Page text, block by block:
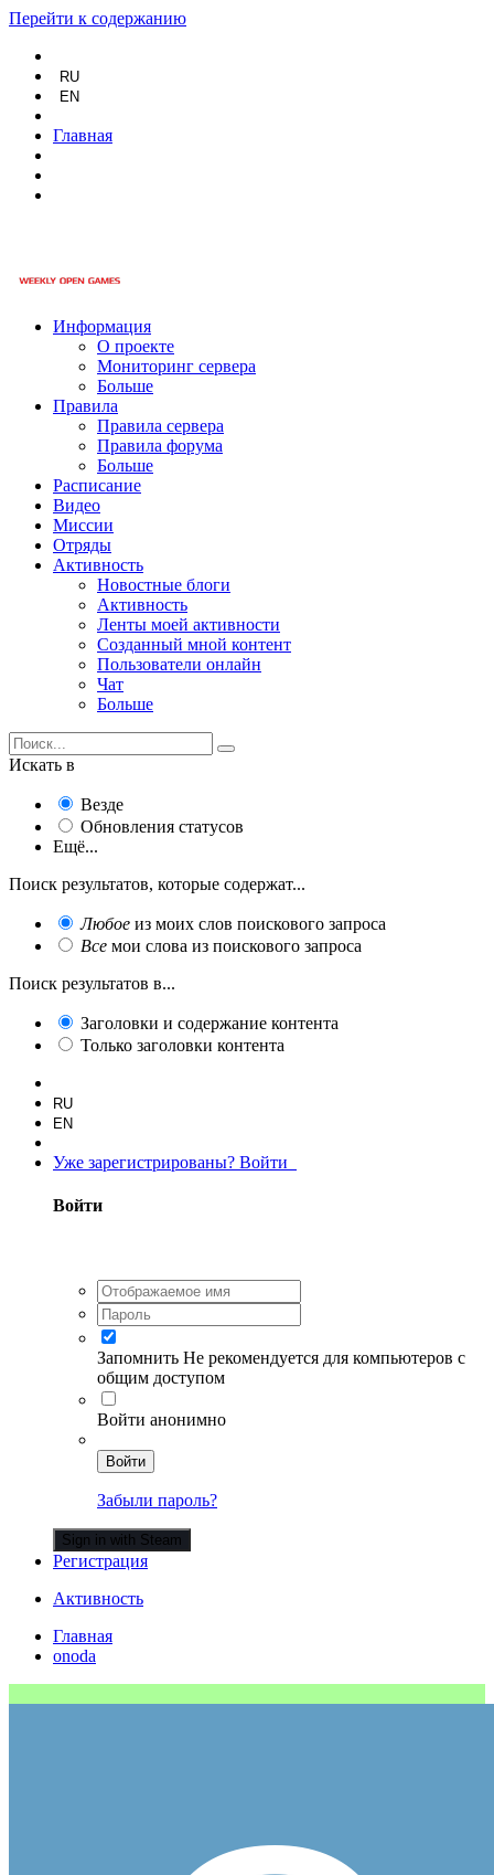
Перейти к содержанию
RU
EN
Главная
Информация
О проекте
Мониторинг сервера
Больше
Правила
Правила сервера
Правила форума
Больше
Расписание
Видео
Миссии
Отряды
Активность
Новостные блоги
Активность
Ленты моей активности
Созданный мной контент
Пользователи онлайн
Чат
Больше
Искать в
Везде
Обновления статусов
Ещё...
Поиск результатов, которые содержат...
Любое из моих слов поискового запроса
Все мои слова из поискового запроса
Поиск результатов в...
Заголовки и содержание контента
Только заголовки контента
RU
EN
Уже зарегистрированы? Войти
Войти
Запомнить Не рекомендуется для компьютеров с
общим доступом
Войти анонимно
Войти
Забыли пароль?
Sign in with Steam
Регистрация
Активность
Главная
onoda